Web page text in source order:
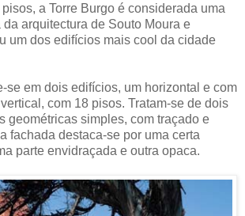
a Torre Burgo é considerada uma
arquitectura de Souto Moura e
um dos edifícios mais cool da cidade
se em dois edifícios, um horizontal e com
com 18 pisos. Tratam-se de dois
geométricas simples, com traçado e
fachada destaca-se por uma certa
parte envidraçada e outra opaca.